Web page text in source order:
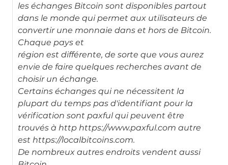
les échanges Bitcoin sont disponibles partout
dans le monde qui permet aux utilisateurs de
convertir une monnaie dans et hors de Bitcoin.
Chaque pays et
région est différente, de sorte que vous aurez
envie de faire quelques recherches avant de
choisir un échange.
Certains échanges qui ne nécessitent la
plupart du temps pas d'identifiant pour la
vérification sont paxful qui peuvent être
trouvés à http https://www.paxful.com autre
est https://localbitcoins.com.
De nombreux autres endroits vendent aussi